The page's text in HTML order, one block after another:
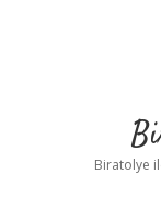
Biratolye